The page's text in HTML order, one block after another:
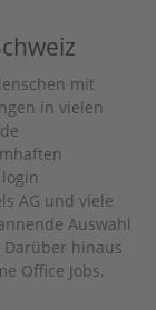
mit
in vielen
AG und viele
Auswahl
hinaus
Office Jobs.